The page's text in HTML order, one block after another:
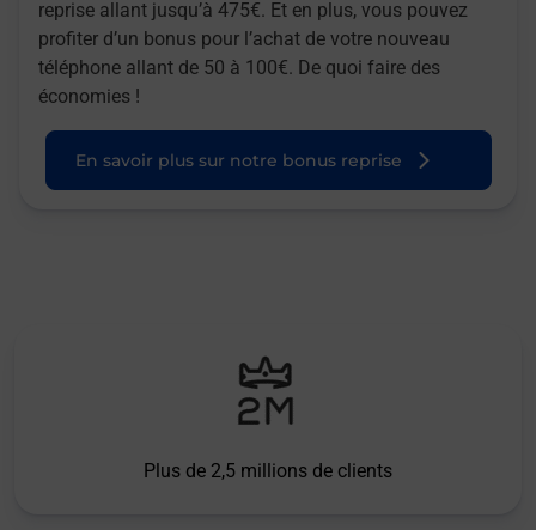
reprise allant jusqu’à 475€. Et en plus, vous pouvez
profiter d’un bonus pour l’achat de votre nouveau
téléphone allant de 50 à 100€. De quoi faire des
économies !
En savoir plus sur notre bonus reprise
Plus de 2,5 millions de clients